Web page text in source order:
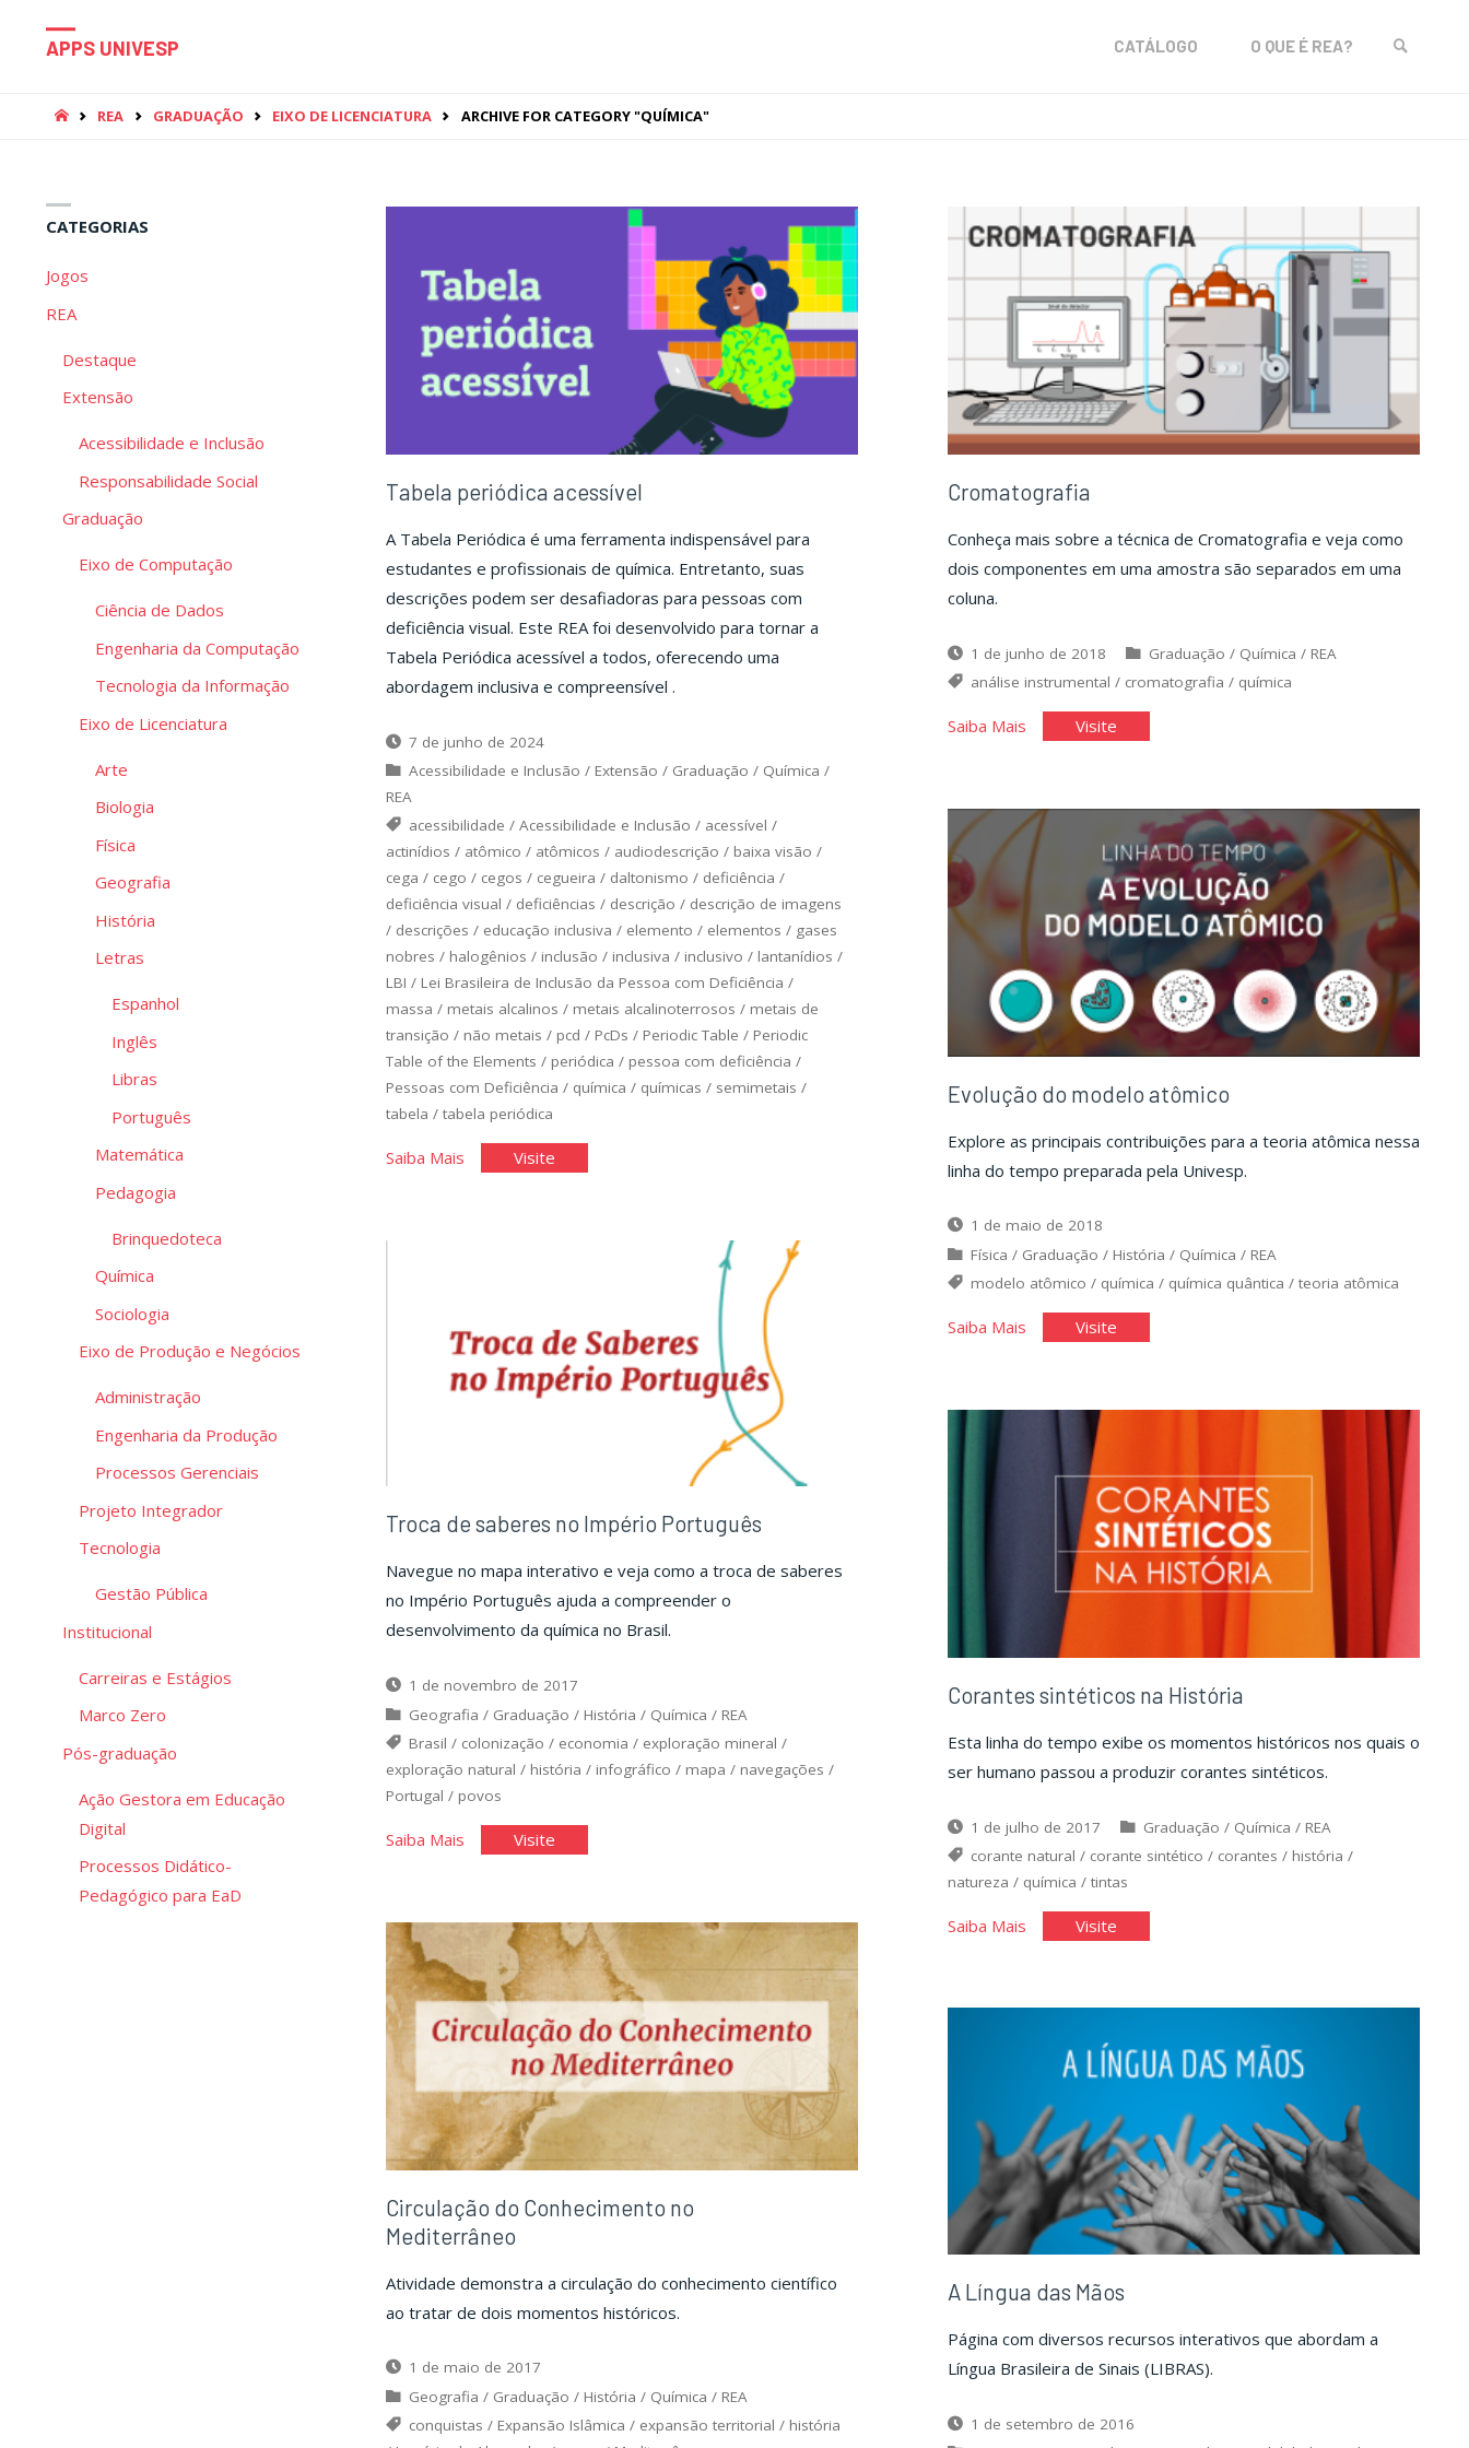
APPS UNIVESP CATÁLOGO O QUE É REA?
HOME
REA GRADUAÇÃO EIXO DE LICENCIATURA ARCHIVE FOR CATEGORY "QUÍMICA"
Tabela periódica acessível
A Tabela Periódica é uma ferramenta indispensável para
estudantes e profissionais de química. Entretanto, suas
descrições podem ser desafiadoras para pessoas com
deficiência visual. Este REA foi desenvolvido para tornar a
Tabela Periódica acessível a todos, oferecendo uma
abordagem inclusiva e compreensível .
7 de junho de 2024
Acessibilidade e Inclusão / Extensão / Graduação / Química /
REA
acessibilidade /Acessibilidade e Inclusão / acessível /
actinídios / atômico / atômicos / audiodescrição / baixa visão /
cega / cego / cegos / cegueira / daltonismo / deficiência /
deficiência visual / deficiências / descrição / descrição de imagens
/ descrições / educação inclusiva / elemento / elementos / gases
nobres / halogênios / inclusão / inclusiva / inclusivo / lantanídios /
LBI / Lei Brasileira de Inclusão da Pessoa com Deficiência /
massa / metais alcalinos / metais alcalinoterrosos / metais de
transição / não metais / pcd / PcDs / Periodic Table / Periodic
Table of the Elements / periódica / pessoa com deficiência /
Pessoas com Deficiência / química / químicas / semimetais /
tabela / tabela periódica
Saiba Mais"TabelaVisite"Tabela
Cromatografia
Conheça mais sobre a técnica de Cromatografia e veja como
dois componentes em uma amostra são separados em uma
coluna.
1 de junho de 2018 Graduação / Química / REA
análise instrumental / cromatografia / química
Saiba Mais"Cromatografia"
Visite"Cromatografia"
Evolução do modelo atômico
Explore as principais contribuições para a teoria atômica nessa
linha do tempo preparada pela Univesp.
1 de maio de 2018
Física / Graduação / História / Química / REA
modelo atômico / química / química quântica /teoria atômica
Saiba Mais"Evolução
atômico"
Visite"Evolução
atômico"
Troca de saberes no Império Português
Navegue no mapa interativo e veja como a troca de saberes
no Império Português ajuda a compreender o
desenvolvimento da química no Brasil.
1 de novembro de 2017
Geografia / Graduação / História / Química / REA
Brasil / colonização / economia / exploração mineral /
exploração natural / história / infográfico / mapa / navegações /
Portugal / povos
Saiba Mais"Troca
no
Império
Português"
Visite"Troca
no
Império
Português"
Corantes sintéticos na História
Esta linha do tempo exibe os momentos históricos nos quais o
ser humano passou a produzir corantes sintéticos.
1 de julho de 2017 Graduação / Química / REA
corante natural / corante sintético / corantes / história /
natureza / química / tintas
Saiba Mais"Corantes
História"
Visite"Corantes
História"
Circulação do Conhecimento no
Mediterrâneo
Atividade demonstra a circulação do conhecimento científico
ao tratar de dois momentos históricos.
1 de maio de 2017
Geografia / Graduação / História / Química / REA
conquistas / Expansão Islâmica / expansão territorial / história
A Língua das Mãos
Página com diversos recursos interativos que abordam a
Língua Brasileira de Sinais (LIBRAS).
1 de setembro de 2016
CATEGORIAS
Jogos
REA
Destaque
Extensão
Acessibilidade e Inclusão
Responsabilidade Social
Graduação
Eixo de Computação
Ciência de Dados
Engenharia da Computação
Tecnologia da Informação
Eixo de Licenciatura
Arte
Biologia
Física
Geografia
História
Letras
Espanhol
Inglês
Libras
Português
Matemática
Pedagogia
Brinquedoteca
Química
Sociologia
Eixo de Produção e Negócios
Administração
Engenharia da Produção
Processos Gerenciais
Projeto Integrador
Tecnologia
Gestão Pública
Institucional
Carreiras e Estágios
Marco Zero
Pós-graduação
Ação Gestora em Educação
Digital
Processos Didático-
Pedagógico para EaD